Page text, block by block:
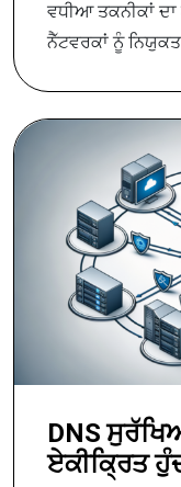
ਵਧੀਆ ਤਕਨੀਕਾਂ
ਨੈੱਟਵਰਕਾਂ ਨੂੰ
DNS
ਏਕੀਕ੍ਰਿਤ